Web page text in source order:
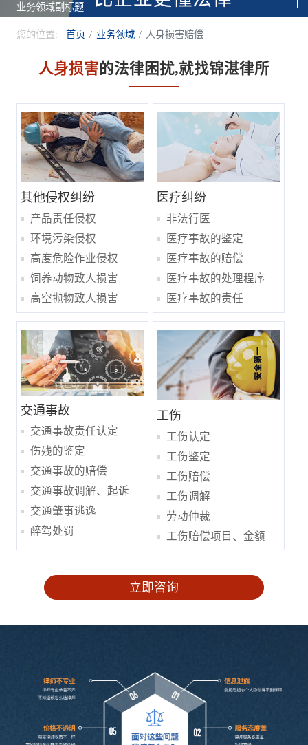
业务领域副标题
您的位置: 首页 业务领域 人身损害赔偿
人身损害的法律困扰,就找锦湛律所
其他侵权纠纷
产品责任侵权
环境污染侵权
高度危险作业侵权
饲养动物致人损害
高空抛物致人损害
医疗纠纷
非法行医
医疗事故的鉴定
医疗事故的赔偿
医疗事故的处理程序
医疗事故的责任
交通事故
交通事故责任认定
伤残的鉴定
交通事故的赔偿
交通事故调解、起诉
交通肇事逃逸
醉驾处罚
工伤
工伤认定
工伤鉴定
工伤赔偿
工伤调解
劳动仲裁
工伤赔偿项目、金额
立即咨询